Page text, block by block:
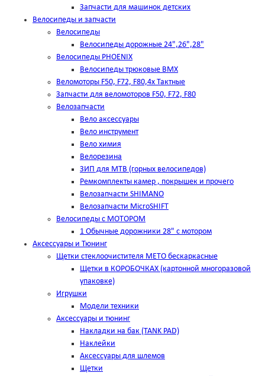
Запчасти для машинок детских
Велосипеды и запчасти
Велосипеды
Велосипеды дорожные 24",26",28"
Велосипеды PHOENIX
Велосипеды трюковые BMX
Веломоторы F50, F72, F80,4х Тактные
Запчасти для веломоторов F50, F72, F80
Велозапчасти
Вело аксессуары
Вело инструмент
Вело химия
Велорезина
ЗИП для MTB (горных велосипедов)
Ремкомплекты камер , покрышек и прочего
Велозапчасти SHIMANO
Велозапчасти MicroSHIFT
Велосипеды с МОТОРОМ
1 Обычные дорожники 28" с мотором
Аксессуары и Тюнинг
Щетки стеклоочистителя METO бескаркасные
Щетки в КОРОБОЧКАХ (картонной многоразовой
упаковке)
Игрушки
Модели техники
Аксессуары и тюнинг
Накладки на бак (TANK PAD)
Наклейки
Аксессуары для шлемов
Щетки